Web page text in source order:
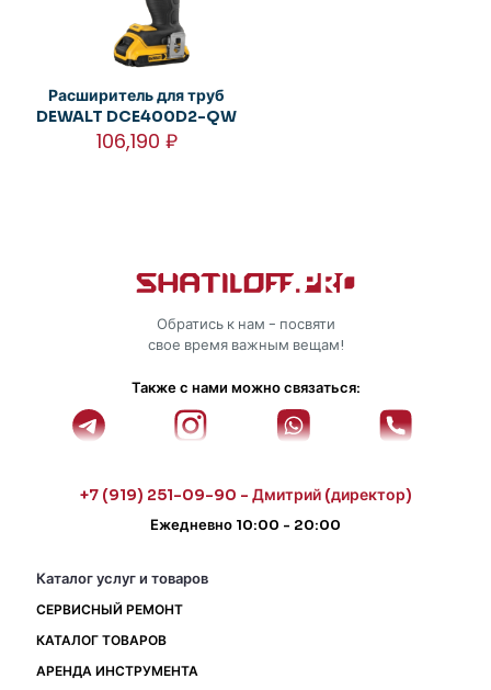
Расширитель для труб
DEWALT DCE400D2-QW
106,190 ₽
Обратись к нам - посвяти
свое время важным вещам!
Также с нами можно связаться:
+7 (919) 251-09-90 - Дмитрий (директор)
Ежедневно 10:00 - 20:00
Каталог услуг и товаров
СЕРВИСНЫЙ РЕМОНТ
КАТАЛОГ ТОВАРОВ
АРЕНДА ИНСТРУМЕНТА